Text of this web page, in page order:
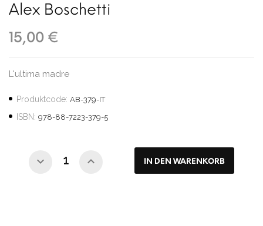
Alex Boschetti
15,00 €
L'ultima madre
Produktcode: AB-379-IT
ISBN: 978-88-7223-379-5
IN DEN WARENKORB